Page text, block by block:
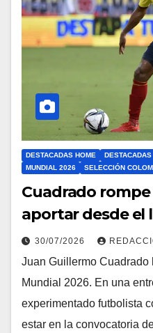
DESTACADAS HOME
MUNDIAL 2026
SELECCIÓN
Cuadrado rompe
aportar desde el
30/07/2026
Juan Guillermo Cuadrado
Mundial 2026. En una
experimentado futbolista
estar en la convocatoria